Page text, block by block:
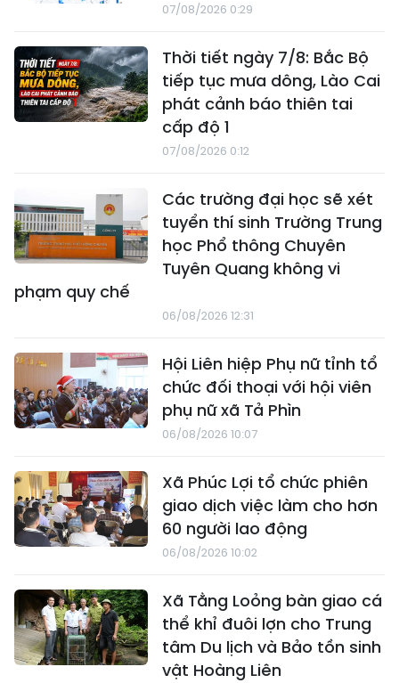
07/08/2026 0:29
Thời tiết ngày 7/8: Bắc Bộ
tiếp tục mưa dông, Lào Cai
phát cảnh báo thiên tai
cấp độ 1
07/08/2026 0:12
Các trường đại học sẽ xét
tuyển thí sinh Trường Trung
học Phổ thông Chuyên
Tuyên Quang không vi
phạm quy chế
06/08/2026 12:31
Hội Liên hiệp Phụ nữ tỉnh tổ
chức đối thoại với hội viên
phụ nữ xã Tả Phìn
06/08/2026 10:07
Xã Phúc Lợi tổ chức phiên
giao dịch việc làm cho hơn
60 người lao động
06/08/2026 10:02
Xã Tằng Loỏng bàn giao cá
thể khỉ đuôi lợn cho Trung
tâm Du lịch và Bảo tồn sinh
vật Hoàng Liên